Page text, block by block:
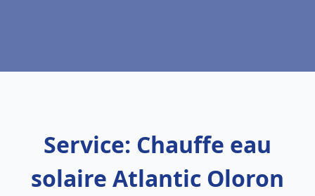
Service: Chauffe eau
solaire Atlantic Oloron